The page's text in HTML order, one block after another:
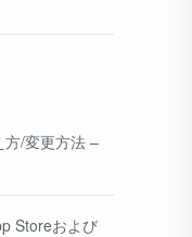
/変更方法 –
Storeおよび